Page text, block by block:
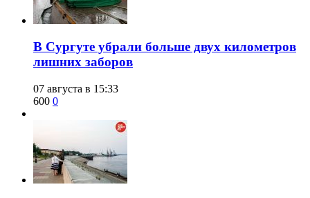
​В Сургуте убрали больше двух километров
лишних заборов
07 августа в 15:33
600 0